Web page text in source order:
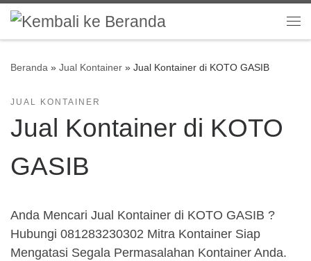
Skip to content
Beranda » Jual Kontainer » Jual Kontainer di KOTO GASIB
JUAL KONTAINER
Jual Kontainer di KOTO
GASIB
Anda Mencari Jual Kontainer di KOTO GASIB ?
Hubungi 081283230302 Mitra Kontainer Siap
Mengatasi Segala Permasalahan Kontainer Anda.